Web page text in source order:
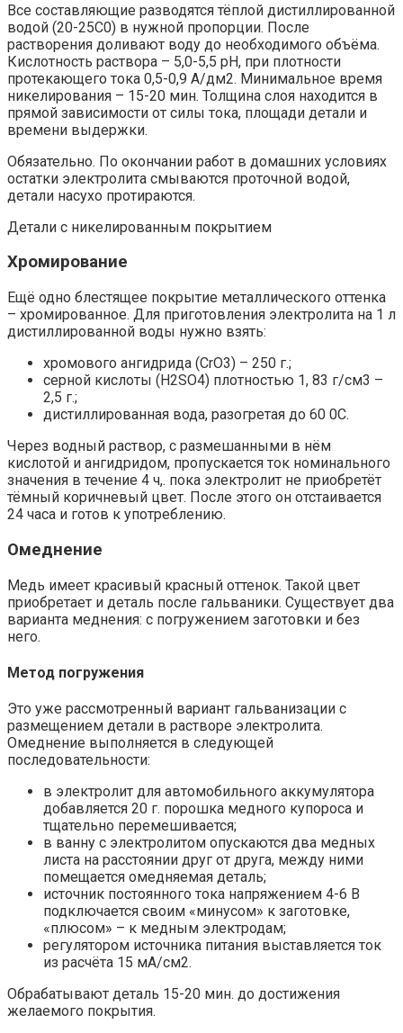
Все составляющие разводятся тёплой дистиллированной
водой (20-25С0) в нужной пропорции. После
растворения доливают воду до необходимого объёма.
Кислотность раствора – 5,0-5,5 pH, при плотности
протекающего тока 0,5-0,9 А/дм2. Минимальное время
никелирования – 15-20 мин. Толщина слоя находится в
прямой зависимости от силы тока, площади детали и
времени выдержки.
Обязательно. По окончании работ в домашних условиях
остатки электролита смываются проточной водой,
детали насухо протираются.
Детали с никелированным покрытием
Хромирование
Ещё одно блестящее покрытие металлического оттенка
– хромированное. Для приготовления электролита на 1 л
дистиллированной воды нужно взять:
хромового ангидрида (CrO3) – 250 г.;
серной кислоты (H2SO4) плотностью 1, 83 г/см3 –
2,5 г.;
дистиллированная вода, разогретая до 60 0С.
Через водный раствор, с размешанными в нём
кислотой и ангидридом, пропускается ток номинального
значения в течение 4 ч,. пока электролит не приобретёт
тёмный коричневый цвет. После этого он отстаивается
24 часа и готов к употреблению.
Омеднение
Медь имеет красивый красный оттенок. Такой цвет
приобретает и деталь после гальваники. Существует два
варианта меднения: с погружением заготовки и без
него.
Метод погружения
Это уже рассмотренный вариант гальванизации с
размещением детали в растворе электролита.
Омеднение выполняется в следующей
последовательности:
в электролит для автомобильного аккумулятора
добавляется 20 г. порошка медного купороса и
тщательно перемешивается;
в ванну с электролитом опускаются два медных
листа на расстоянии друг от друга, между ними
помещается омедняемая деталь;
источник постоянного тока напряжением 4-6 В
подключается своим «минусом» к заготовке,
«плюсом» – к медным электродам;
регулятором источника питания выставляется ток
из расчёта 15 мА/см2.
Обрабатывают деталь 15-20 мин. до достижения
желаемого покрытия.